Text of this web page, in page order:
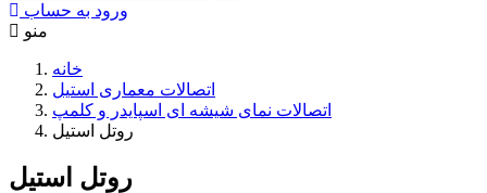
ورود به حساب
منو
خانه
اتصالات معماری استیل
اتصالات نمای شیشه ای اسپایدر و کلمپ
روتل استیل
روتل استیل